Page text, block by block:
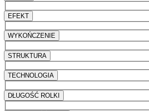
EFEKT
WYKOŃCZENIE
STRUKTURA
TECHNOLOGIA
DŁUGOŚĆ ROLKI